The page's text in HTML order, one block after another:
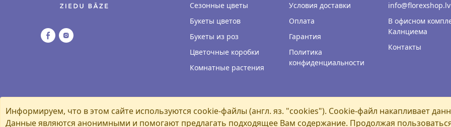
Сезонные цветы
Букеты цветов
Букеты из роз
Цветочные коробки
Комнатные растения
Условия доставки
Оплата
Гарантия
Политика
конфиденциальности
info@florexshop.lv
В офисном
Калнциема
Контакты
Информируем, что в этом сайте используются cookie-файлы (англ. яз. "cookies"). Cookie-файл накапливает
Данные являются анонимными и помогают предлагать подходящее Вам содержание. Продолжая